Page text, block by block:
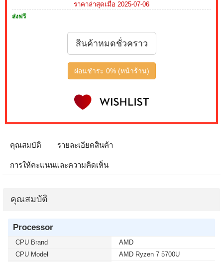
ราคาล่าสุดเมื่อ 2025-07-06
ส่งฟรี
สินค้าหมดชั่วคราว
ผ่อนชำระ 0% (หน้าร้าน)
คุณสมบัติ รายละเอียดสินค้า
การให้คะแนนและความคิดเห็น
คุณสมบัติ
Processor
CPU Brand
AMD
CPU Model
AMD Ryzen 7 5700U